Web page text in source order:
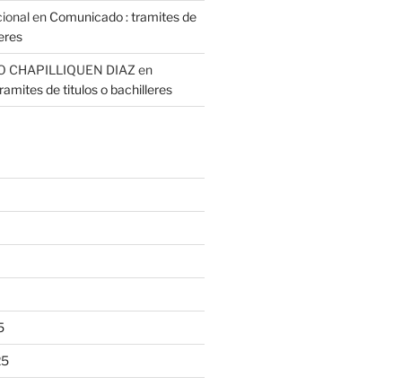
en Comunicado : tramites de
CHAPILLIQUEN DIAZ en
de titulos o bachilleres